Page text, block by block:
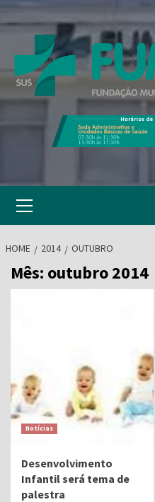
to
Menu
HOME 2014 OUTUBRO
Mês: outubro 2014
Notícias
Desenvolvimento
Infantil será tema de
palestra